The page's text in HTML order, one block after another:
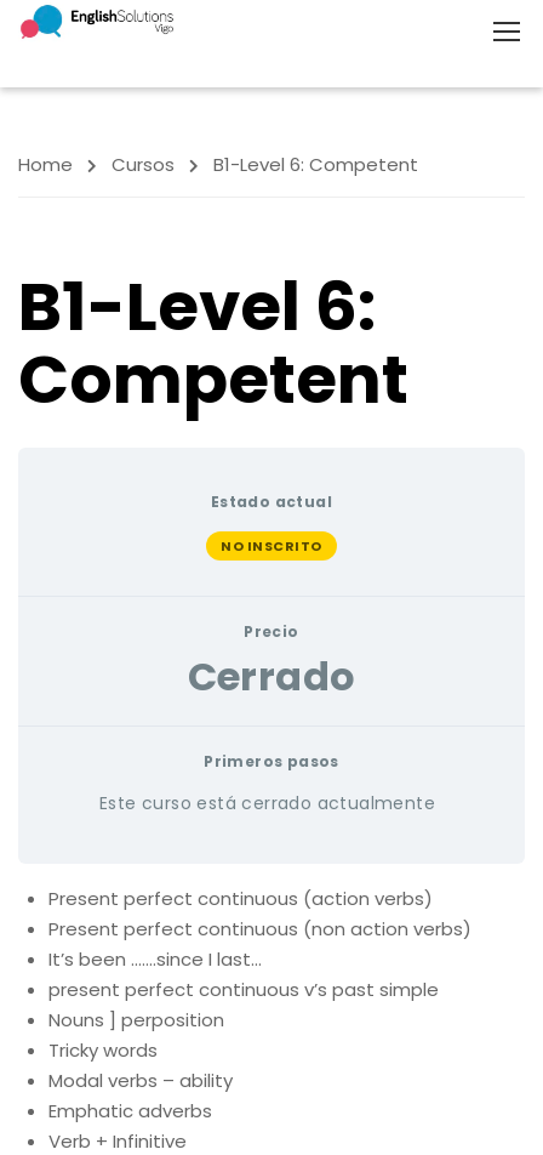
Home Cursos B1-Level 6: Competent
B1-Level 6:
Competent
Estado actual
NO INSCRITO
Precio
Cerrado
Primeros pasos
Este curso está cerrado actualmente
Present perfect continuous (action verbs)
Present perfect continuous (non action verbs)
It’s been …….since I last…
present perfect continuous v’s past simple
Nouns ] perposition
Tricky words
Modal verbs – ability
Emphatic adverbs
Verb + Infinitive